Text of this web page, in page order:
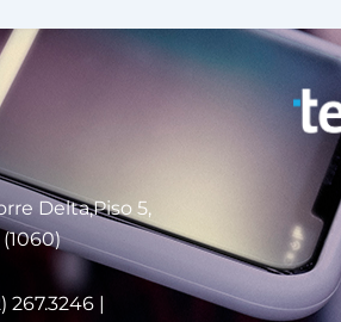
Delta,Piso 5,
267.3246 |